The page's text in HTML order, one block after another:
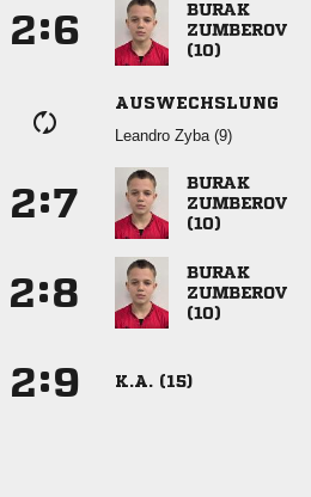
:



AUSWECHSLUNG
  
:



:



: K.A. (15)